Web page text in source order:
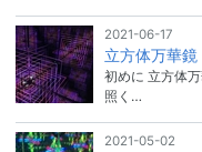
2021-06-17
立方体万華
初めに 立方体
照く…
2021-05-02